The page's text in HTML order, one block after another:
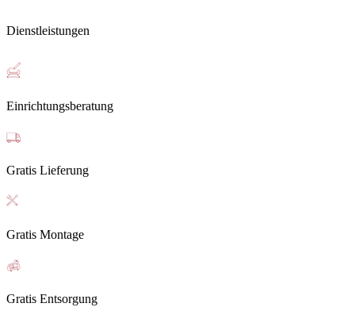
Dienstleistungen
Einrichtungsberatung
Gratis Lieferung
Gratis Montage
Gratis Entsorgung